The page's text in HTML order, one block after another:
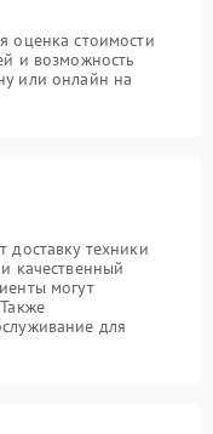
оценка стоимости
и возможность
или онлайн на
доставку техники
качественный
могут
для